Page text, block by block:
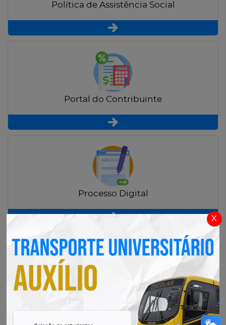
x
Política de Assistência Social
Portal do Contribuinte
Processo Digital
Radar Transparência Pública